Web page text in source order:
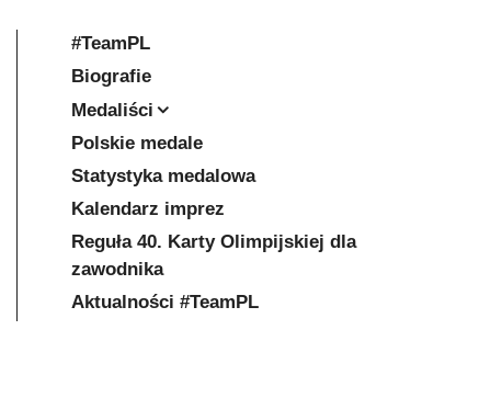
#TeamPL
Biografie
Medaliści
Polskie medale
Statystyka medalowa
Kalendarz imprez
Reguła 40. Karty Olimpijskiej dla
zawodnika
Aktualności #TeamPL